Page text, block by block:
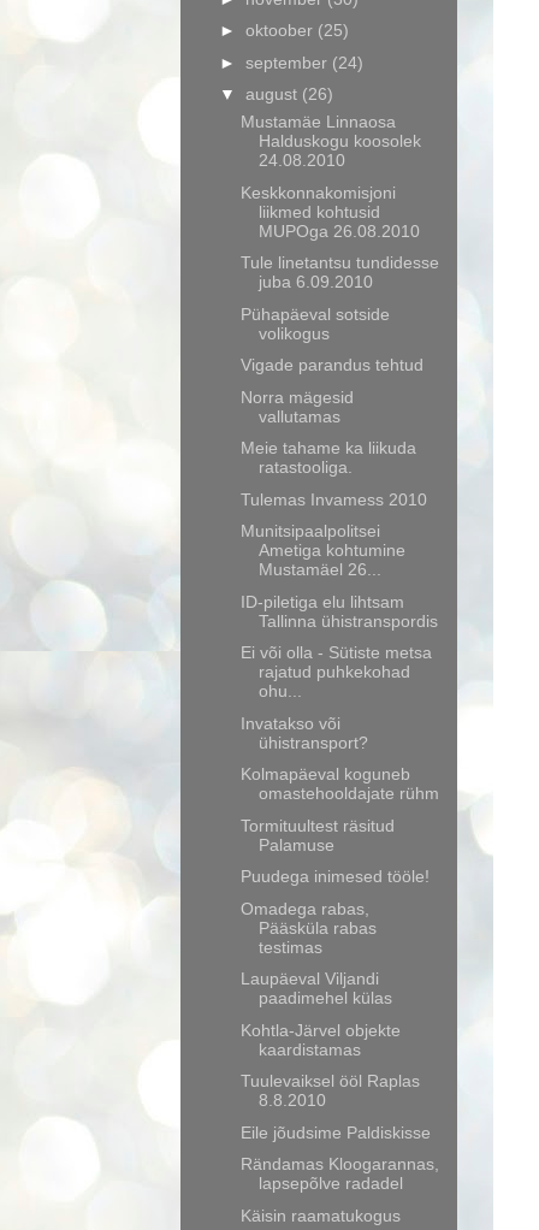
► oktoober (25)
► september (24)
▼ august (26)
Mustamäe Linnaosa
Halduskogu koosolek
24.08.2010
Keskkonnakomisjoni
liikmed kohtusid
MUPOga 26.08.2010
Tule linetantsu tundidesse
juba 6.09.2010
Pühapäeval sotside
volikogus
Vigade parandus tehtud
Norra mägesid
vallutamas
Meie tahame ka liikuda
ratastooliga.
Tulemas Invamess 2010
Munitsipaalpolitsei
Ametiga kohtumine
Mustamäel 26...
ID-piletiga elu lihtsam
Tallinna ühistranspordis
Ei või olla - Sütiste metsa
rajatud puhkekohad
ohu...
Invatakso või
ühistransport?
Kolmapäeval koguneb
omastehooldajate rühm
Tormituultest räsitud
Palamuse
Puudega inimesed tööle!
Omadega rabas,
Pääsküla rabas
testimas
Laupäeval Viljandi
paadimehel külas
Kohtla-Järvel objekte
kaardistamas
Tuulevaiksel ööl Raplas
8.8.2010
Eile jõudsime Paldiskisse
Rändamas Kloogarannas,
lapsepõlve radadel
Käisin raamatukogus